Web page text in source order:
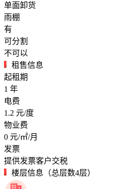
单面卸货
雨棚
有
可分割
不可以
租售信息
起租期
1 年
电费
1.2 元/度
物业费
0 元/㎡/月
发票
提供发票客户交税
楼层信息（总层数4层）